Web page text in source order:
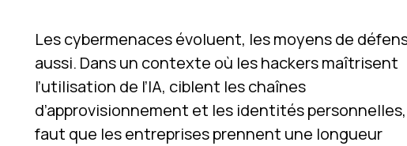
Les cybermenaces évoluent, les moyens de
aussi. Dans un contexte où les hackers maîtrisent
l’utilisation de l’IA, ciblent les chaînes
d’approvisionnement et les identités
faut que les entreprises prennent une longueur